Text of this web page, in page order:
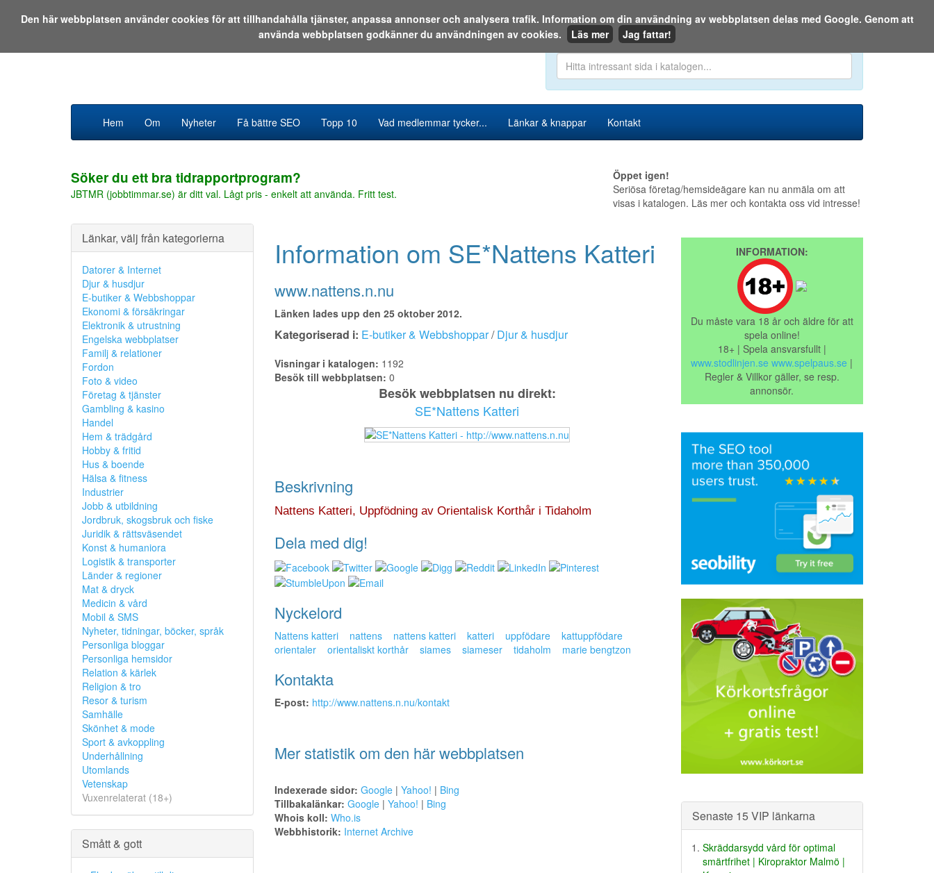
Den 7 augusti 2026
Sök i katalogen eller på webben:
Hem Om Nyheter Få bättre SEO Topp 10 Vad medlemmar tycker... Länkar & knappar Kontakt
Söker du ett bra tidrapportprogram?
JBTMR (jobbtimmar.se) är ditt val. Lågt pris - enkelt att använda. Fritt test.
Öppet igen!
Seriösa företag/hemsideägare kan nu anmäla om att
visas i katalogen. Läs mer och kontakta oss vid intresse!
Länkar, välj från kategorierna
Datorer & Internet
Djur & husdjur
E-butiker & Webbshoppar
Ekonomi & försäkringar
Elektronik & utrustning
Engelska webbplatser
Familj & relationer
Fordon
Foto & video
Företag & tjänster
Gambling & kasino
Handel
Hem & trädgård
Hobby & fritid
Hus & boende
Hälsa & fitness
Industrier
Jobb & utbildning
Jordbruk, skogsbruk och fiske
Juridik & rättsväsendet
Konst & humaniora
Logistik & transporter
Länder & regioner
Mat & dryck
Medicin & vård
Mobil & SMS
Nyheter, tidningar, böcker, språk
Personliga bloggar
Personliga hemsidor
Relation & kärlek
Religion & tro
Resor & turism
Samhälle
Skönhet & mode
Sport & avkoppling
Underhållning
Utomlands
Vetenskap
Vuxenrelaterat (18+)
Smått & gott
Information om SE*Nattens Katteri
www.nattens.n.nu
Länken lades upp den 25 oktober 2012.
Kategoriserad i: E-butiker & Webbshoppar/Djur & husdjur
Visningar i katalogen: 1192
Besök till webbplatsen: 0
Besök webbplatsen nu direkt:
SE*Nattens Katteri
Beskrivning
Nattens Katteri, Uppfödning av Orientalisk Korthår i Tidaholm
Dela med dig!
Nyckelord
Nattens katteri nattens nattens katteri katteri uppfödare
kattuppfödare
orientaler
orientaliskt korthår siames siameser tidaholm marie bengtzon
Kontakta
E-post: http://www.nattens.n.nu/kontakt
Mer statistik om den här webbplatsen
Indexerade sidor: Google| Yahoo! | Bing
Tillbakalänkar: Google| Yahoo! | Bing
Whois koll: Who.is
Webbhistorik: Internet Archive
INFORMATION:
Du måste vara 18 år och äldre för att
spela online!
18+ | Spela ansvarsfullt |
www.stodlinjen.se www.spelpaus.se |
Regler & Villkor gäller, se resp.
annonsör.
Senaste 15 VIP länkarna
Skräddarsydd vård för optimal
smärtfrihet | Kiropraktor Malmö |
Den här webbplatsen använder cookies för att tillhandahålla tjänster, anpassa annonser och analysera trafik. Information om din användning av webbplatsen delas med Google. Genom att
använda webbplatsen godkänner du användningen av cookies.
Läs mer Jag fattar!